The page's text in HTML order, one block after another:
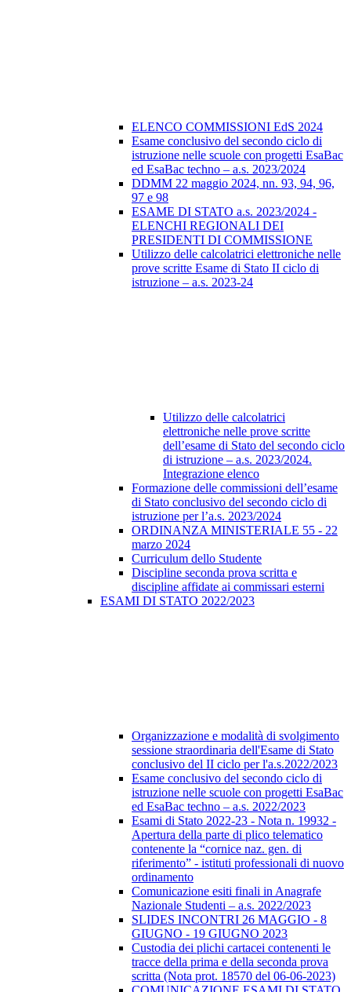
ELENCO COMMISSIONI EdS 2024
Esame conclusivo del secondo ciclo di
istruzione nelle scuole con progetti EsaBac
ed EsaBac techno – a.s. 2023/2024
DDMM 22 maggio 2024, nn. 93, 94, 96,
97 e 98
ESAME DI STATO a.s. 2023/2024 -
ELENCHI REGIONALI DEI
PRESIDENTI DI COMMISSIONE
Utilizzo delle calcolatrici elettroniche nelle
prove scritte Esame di Stato II ciclo di
istruzione – a.s. 2023-24
Utilizzo delle calcolatrici
elettroniche nelle prove scritte
dell’esame di Stato del secondo ciclo
di istruzione – a.s. 2023/2024.
Integrazione elenco
Formazione delle commissioni dell’esame
di Stato conclusivo del secondo ciclo di
istruzione per l’a.s. 2023/2024
ORDINANZA MINISTERIALE 55 - 22
marzo 2024
Curriculum dello Studente
Discipline seconda prova scritta e
discipline affidate ai commissari esterni
ESAMI DI STATO 2022/2023
Organizzazione e modalità di svolgimento
sessione straordinaria dell'Esame di Stato
conclusivo del II ciclo per l'a.s.2022/2023
Esame conclusivo del secondo ciclo di
istruzione nelle scuole con progetti EsaBac
ed EsaBac techno – a.s. 2022/2023
Esami di Stato 2022-23 - Nota n. 19932 -
Apertura della parte di plico telematico
contenente la “cornice naz. gen. di
riferimento” - istituti professionali di nuovo
ordinamento
Comunicazione esiti finali in Anagrafe
Nazionale Studenti – a.s. 2022/2023
SLIDES INCONTRI 26 MAGGIO - 8
GIUGNO - 19 GIUGNO 2023
Custodia dei plichi cartacei contenenti le
tracce della prima e della seconda prova
scritta (Nota prot. 18570 del 06-06-2023)